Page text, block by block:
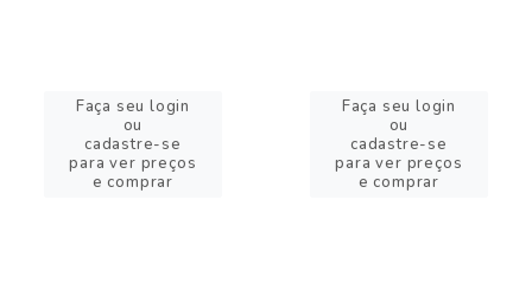
Faça seu login
ou
cadastre-se
para ver preços
e comprar
Faça seu login
ou
cadastre-se
para ver preços
e comprar